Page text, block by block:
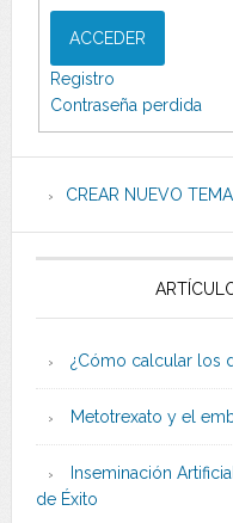
ACCEDER
Registro
Contraseña perdida
CREAR NUEVO
¿Cómo calcular los
Metotrexato y el
Inseminación
de Éxito